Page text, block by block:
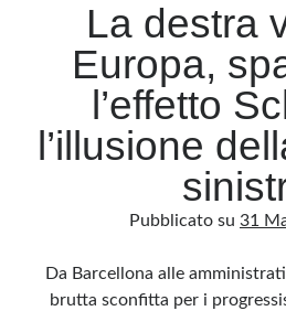
La destra
Europa,
l’effetto
l’illusione
Pubblicato su 31
Da Barcellona alle
brutta sconfitta per i